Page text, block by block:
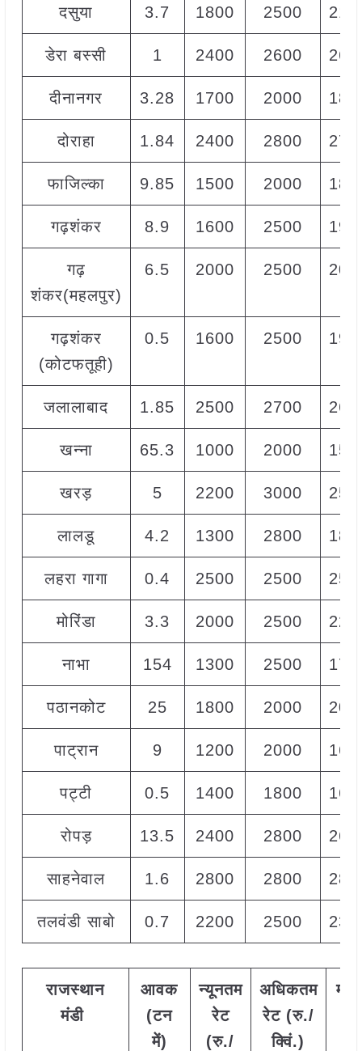
दसुया 3.7 1800 2500
डेरा बस्सी 1 2400 2600
दीनानगर 3.28 1700 2000
दोराहा 1.84 2400 2800
फाजिल्का 9.85 1500 2000
गढ़शंकर 8.9 1600 2500
गढ़
शंकर(महलपुर)
6.5 2000 2500
गढ़शंकर
(कोटफतूही)
0.5 1600 2500
जलालाबाद 1.85 2500 2700
खन्ना 65.3 1000 2000
खरड़ 5 2200 3000
लालडू 4.2 1300 2800
लहरा गागा 0.4 2500 2500
मोरिंडा 3.3 2000 2500
नाभा 154 1300 2500
पठानकोट 25 1800 2000
पाट्रान 9 1200 2000
पट्टी 0.5 1400 1800
रोपड़ 13.5 2400 2800
साहनेवाल 1.6 2800 2800
तलवंडी साबो 0.7 2200 2500
राजस्थान
मंडी
आवक
(टन
में)
न्यूनतम
रेट
(रु./
अधिकतम
रेट (रु./
क्विं.)